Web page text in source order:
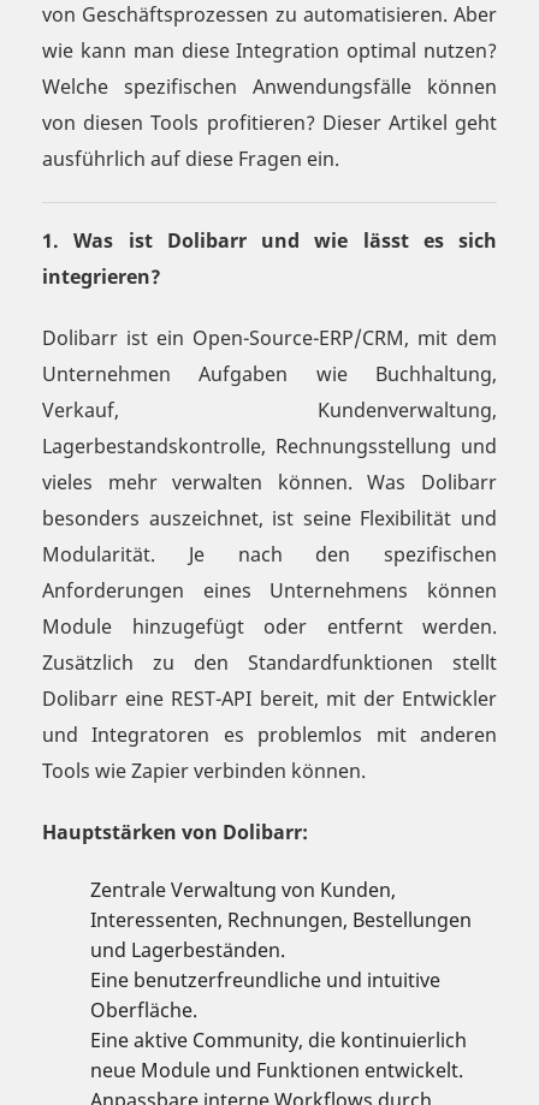
von Geschäftsprozessen zu automatisieren. Aber
wie kann man diese Integration optimal nutzen?
Welche spezifischen Anwendungsfälle können
von diesen Tools profitieren? Dieser Artikel geht
ausführlich auf diese Fragen ein.
1. Was ist Dolibarr und wie lässt es sich
integrieren?
Dolibarr ist ein Open-Source-ERP/CRM, mit dem
Unternehmen Aufgaben wie Buchhaltung,
Verkauf, Kundenverwaltung,
Lagerbestandskontrolle, Rechnungsstellung und
vieles mehr verwalten können. Was Dolibarr
besonders auszeichnet, ist seine Flexibilität und
Modularität. Je nach den spezifischen
Anforderungen eines Unternehmens können
Module hinzugefügt oder entfernt werden.
Zusätzlich zu den Standardfunktionen stellt
Dolibarr eine REST-API bereit, mit der Entwickler
und Integratoren es problemlos mit anderen
Tools wie Zapier verbinden können.
Hauptstärken von Dolibarr:
Zentrale Verwaltung von Kunden,
Interessenten, Rechnungen, Bestellungen
und Lagerbeständen.
Eine benutzerfreundliche und intuitive
Oberfläche.
Eine aktive Community, die kontinuierlich
neue Module und Funktionen entwickelt.